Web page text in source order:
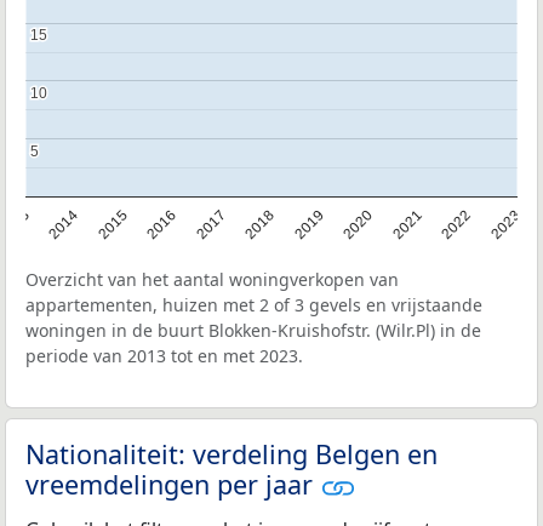
2014 2015 2016 2017 2018 2019 2020 2021 2022 2023
5
5
10
10
15
15
Overzicht van het aantal woningverkopen van
appartementen, huizen met 2 of 3 gevels en vrijstaande
woningen in de buurt Blokken-Kruishofstr. (Wilr.Pl) in de
periode van 2013 tot en met 2023.
Nationaliteit: verdeling Belgen en
vreemdelingen per jaar